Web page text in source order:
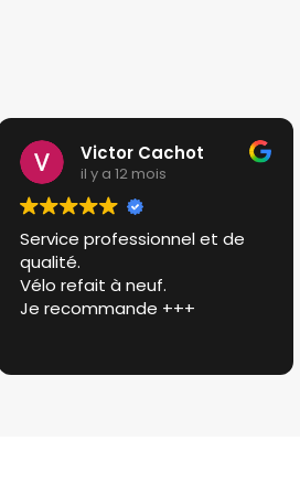
Victor Cachot
il y a 12 mois
Service professionnel et de
qualité.
Vélo refait à neuf.
Je recommande +++